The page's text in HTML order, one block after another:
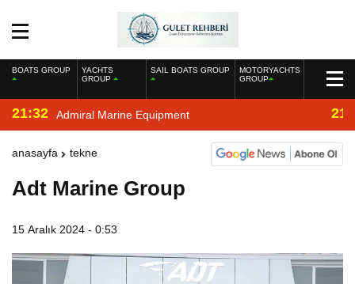
BOATS GROUP
YACHTS
GROUP
SAIL BOATS GROUP
MOTORYACHTS
GROUP
21:32 Admiral Marine Equipment
anasayfa tekne
Adt Marine Group
15 Aralık 2024 - 0:53